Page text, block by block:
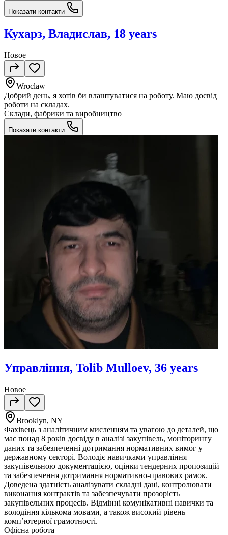
Показати контакти
Кухарз, Владислав, 18 years
Новое
Wroclaw
Добрий день, я хотів би влаштуватися на роботу. Маю досвід
роботи на складах.
Склади, фабрики та виробництво
Показати контакти
Управління, Tolib Mulloev, 36 years
Новое
Brooklyn, NY
Фахівець з аналітичним мисленням та увагою до деталей, що
має понад 8 років досвіду в аналізі закупівель, моніторингу
даних та забезпеченні дотримання нормативних вимог у
державному секторі. Володіє навичками управління
закупівельною документацією, оцінки тендерних пропозицій
та забезпечення дотримання нормативно-правових рамок.
Доведена здатність аналізувати складні дані, контролювати
виконання контрактів та забезпечувати прозорість
закупівельних процесів. Відмінні комунікативні навички та
володіння кількома мовами, а також високий рівень
комп’ютерної грамотності.
Офісна робота